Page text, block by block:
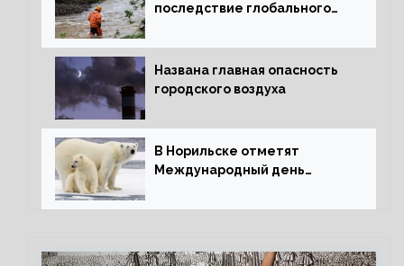
последствие глобального
Названа главная опасность
городского воздуха
В Норильске отметят
Международный день